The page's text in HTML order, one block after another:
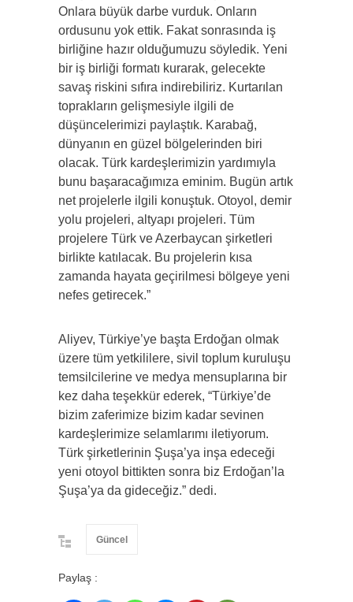
Onlara büyük darbe vurduk. Onların
ordusunu yok ettik. Fakat sonrasında iş
birliğine hazır olduğumuzu söyledik. Yeni
bir iş birliği formatı kurarak, gelecekte
savaş riskini sıfıra indirebiliriz. Kurtarılan
toprakların gelişmesiyle ilgili de
düşüncelerimizi paylaştık. Karabağ,
dünyanın en güzel bölgelerinden biri
olacak. Türk kardeşlerimizin yardımıyla
bunu başaracağımıza eminim. Bugün artık
net projelerle ilgili konuştuk. Otoyol, demir
yolu projeleri, altyapı projeleri. Tüm
projelere Türk ve Azerbaycan şirketleri
birlikte katılacak. Bu projelerin kısa
zamanda hayata geçirilmesi bölgeye yeni
nefes getirecek.”
Aliyev, Türkiye’ye başta Erdoğan olmak
üzere tüm yetkililere, sivil toplum kuruluşu
temsilcilerine ve medya mensuplarına bir
kez daha teşekkür ederek, “Türkiye’de
bizim zaferimize bizim kadar sevinen
kardeşlerimize selamlarımı iletiyorum.
Türk şirketlerinin Şuşa’ya inşa edeceği
yeni otoyol bittikten sonra biz Erdoğan’la
Şuşa’ya da gideceğiz.” dedi.
Güncel
Paylaş :